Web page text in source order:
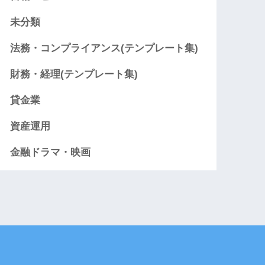
未分類
法務・コンプライアンス(テンプレート集)
財務・経理(テンプレート集)
貸金業
資産運用
金融ドラマ・映画